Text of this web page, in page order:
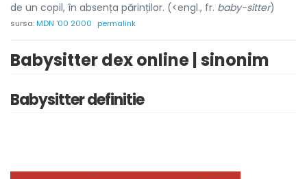
de un copil, în absența părinților. (<engl., fr. baby-sitter)
sursa:MDN '00 2000 permalink
Babysitter dex online | sinonim
Babysitter definitie